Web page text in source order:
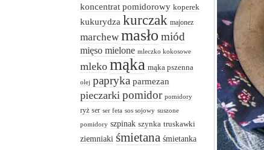
koncentrat pomidorowy koperek
kukurydza kurczak majonez
marchew masło miód
mięso mielone mleczko kokosowe
mleko mąka mąka pszenna
olej papryka parmezan
pieczarki pomidor pomidory
ryż ser ser feta sos sojowy suszone
pomidory szpinak szynka truskawki
ziemniaki śmietana śmietanka